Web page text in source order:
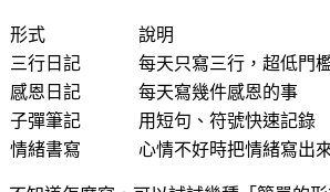
形式
說明
三行日記
每天只寫三行，超低門
感恩日記
每天寫幾件感恩的事
子彈筆記
用短句、符號快速記錄
情緒書寫
心情不好時把情緒寫出